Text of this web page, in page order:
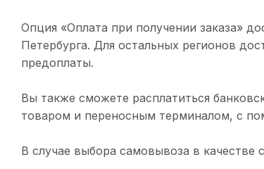
Опция «Оплата при получении заказа»
Петербурга. Для остальных регионов
предоплаты.
Вы также сможете расплатиться
товаром и переносным терминалом, с
В случае выбора самовывоза в качестве